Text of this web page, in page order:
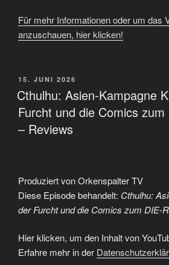
Für mehr Informationen oder um das
anzuschauen, hier klicken!
VERÖFFENTLICHT
AM
15. JUNI 2026
Cthulhu: Asien-Kampagne
Furcht und die Comics zum
– Reviews
Produziert von Orkenspalter TV
Diese Episode behandelt: Cthulhu:
der Furcht und die Comics zum DIE-
„Cthulhu:
Asien-
Kampagne
Kinder
Hier klicken, um den Inhalt von
Erfahre mehr in der